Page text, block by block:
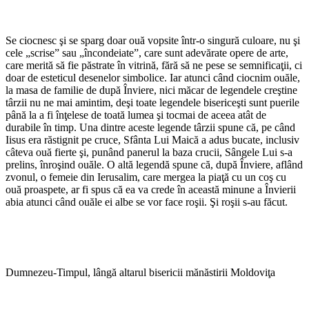
Se ciocnesc şi se sparg doar ouă vopsite într-o singură culoare, nu şi
cele „scrise” sau „încondeiate”, care sunt adevărate opere de arte,
care merită să fie păstrate în vitrină, fără să ne pese se semnificaţii, ci
doar de esteticul desenelor simbolice. Iar atunci când ciocnim ouăle,
la masa de familie de după Înviere, nici măcar de legendele creştine
târzii nu ne mai amintim, deşi toate legendele bisericeşti sunt puerile
până la a fi înţelese de toată lumea şi tocmai de aceea atât de
durabile în timp. Una dintre aceste legende târzii spune că, pe când
Iisus era răstignit pe cruce, Sfânta Lui Maică a adus bucate, inclusiv
câteva ouă fierte şi, punând panerul la baza crucii, Sângele Lui s-a
prelins, înroşind ouăle. O altă legendă spune că, după Înviere, aflând
zvonul, o femeie din Ierusalim, care mergea la piaţă cu un coş cu
ouă proaspete, ar fi spus că ea va crede în această minune a Învierii
abia atunci când ouăle ei albe se vor face roşii. Şi roşii s-au făcut.
Dumnezeu-Timpul, lângă altarul bisericii mănăstirii Moldoviţa